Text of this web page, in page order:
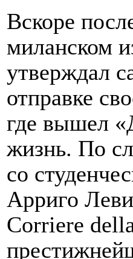
Вскоре
миланском
утверждал
отправке
где вышел
жизнь. По
со
Арриго
Corriere